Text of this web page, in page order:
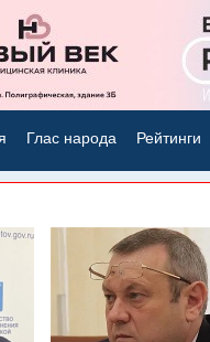
Глас народа Рейтинги